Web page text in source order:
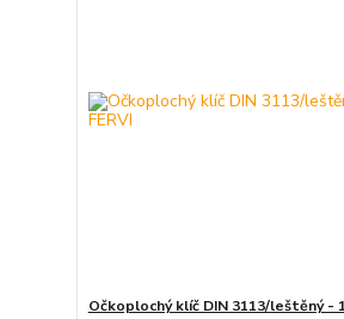
Očkoplochý klíč DIN 3113/leštěný -